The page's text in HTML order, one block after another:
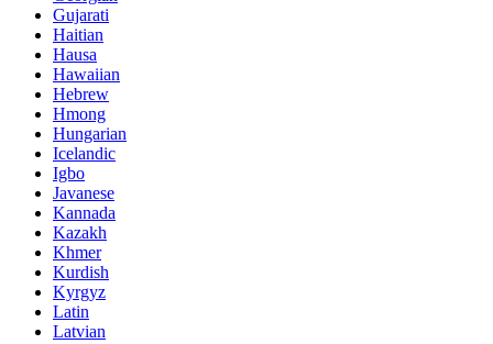
Gujarati
Haitian
Hausa
Hawaiian
Hebrew
Hmong
Hungarian
Icelandic
Igbo
Javanese
Kannada
Kazakh
Khmer
Kurdish
Kyrgyz
Latin
Latvian